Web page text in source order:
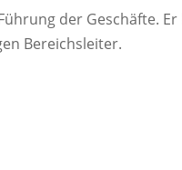
der Geschäfte.
Bereichsleiter.